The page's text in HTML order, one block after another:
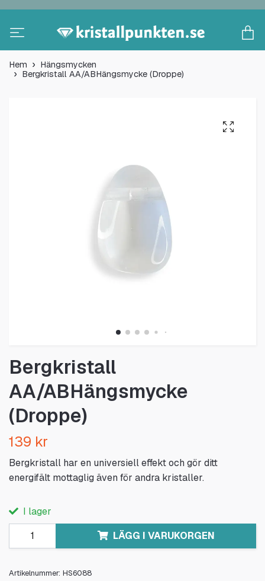
Hem
Hängsmycken
Bergkristall AA/ABHängsmycke (Droppe)
Bergkristall
AA/ABHängsmycke
(Droppe)
139 kr
Bergkristall har en universiell effekt och gör ditt
energifält mottaglig även för andra kristaller.
I lager
LÄGG I VARUKORGEN
Artikelnummer: HS6088